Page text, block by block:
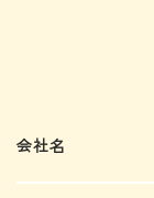
会社名